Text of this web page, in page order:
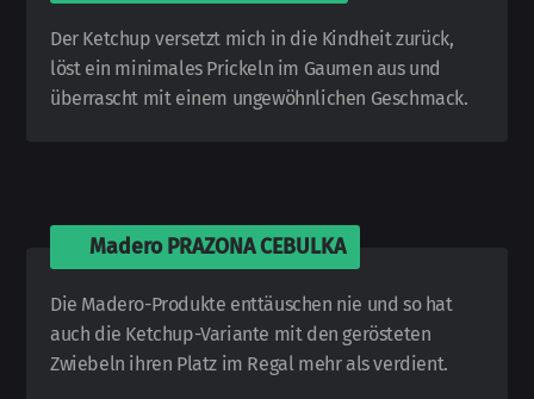
Der Ketchup versetzt mich in die Kindheit zurück,
löst ein minimales Prickeln im Gaumen aus und
überrascht mit einem un­ge­wöhnlichen Ge­schmack.
Madero PRAZONA CEBULKA
Die Madero-Produkte ent­täuschen nie und so hat
auch die Ketchup-Variante mit den ge­rös­te­ten
Zwiebeln ihren Platz im Regal mehr als ver­dient.